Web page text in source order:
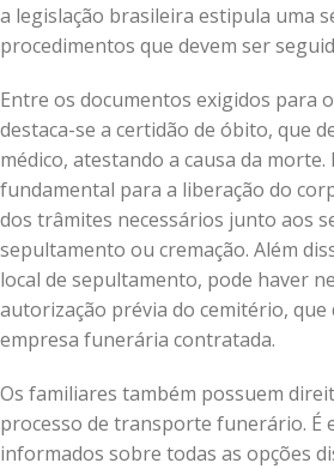
a legislação brasileira estipula uma
procedimentos que devem ser
Entre os documentos exigidos para
destaca-se a certidão de óbito, que
médico, atestando a causa da morte.
fundamental para a liberação do
dos trâmites necessários junto aos
sepultamento ou cremação. Além
local de sepultamento, pode haver
autorização prévia do cemitério, que
empresa funerária contratada.
Os familiares também possuem
processo de transporte funerário. É
informados sobre todas as opções